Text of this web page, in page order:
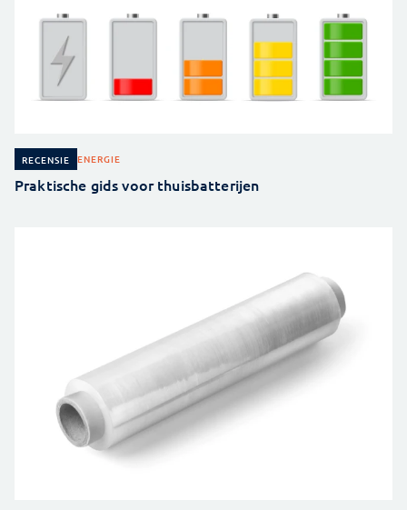
RECENSIE ENERGIE
Praktische gids voor thuisbatterijen